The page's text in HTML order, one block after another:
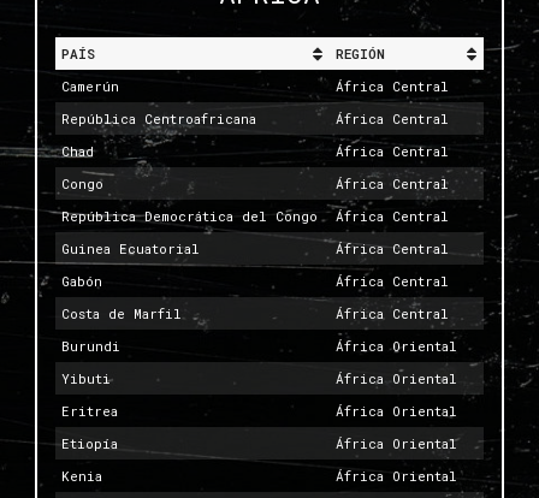
PAÍS
REGIÓN
Camerún
África Central
República Centroafricana
África Central
Chad
África Central
Congo
África Central
República Democrática del Congo
África Central
Guinea Ecuatorial
África Central
Gabón
África Central
Costa de Marfil
África Central
Burundi
África Oriental
Yibuti
África Oriental
Eritrea
África Oriental
Etiopía
África Oriental
Kenia
África Oriental